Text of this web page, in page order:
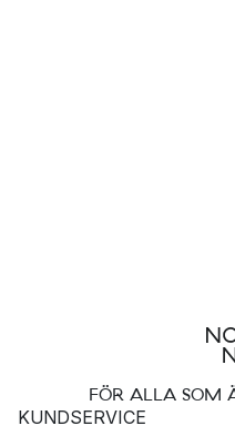
FÖR ALLA SOM
KUNDSERVICE